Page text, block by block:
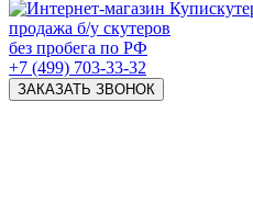
продажа б/у скутеров
без пробега по РФ
+7 (499) 703-33-32
ЗАКАЗАТЬ ЗВОНОК